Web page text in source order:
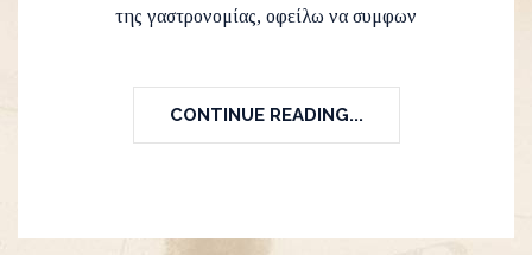
της γαστρονομίας, οφείλω να συμφων
CONTINUE READING...